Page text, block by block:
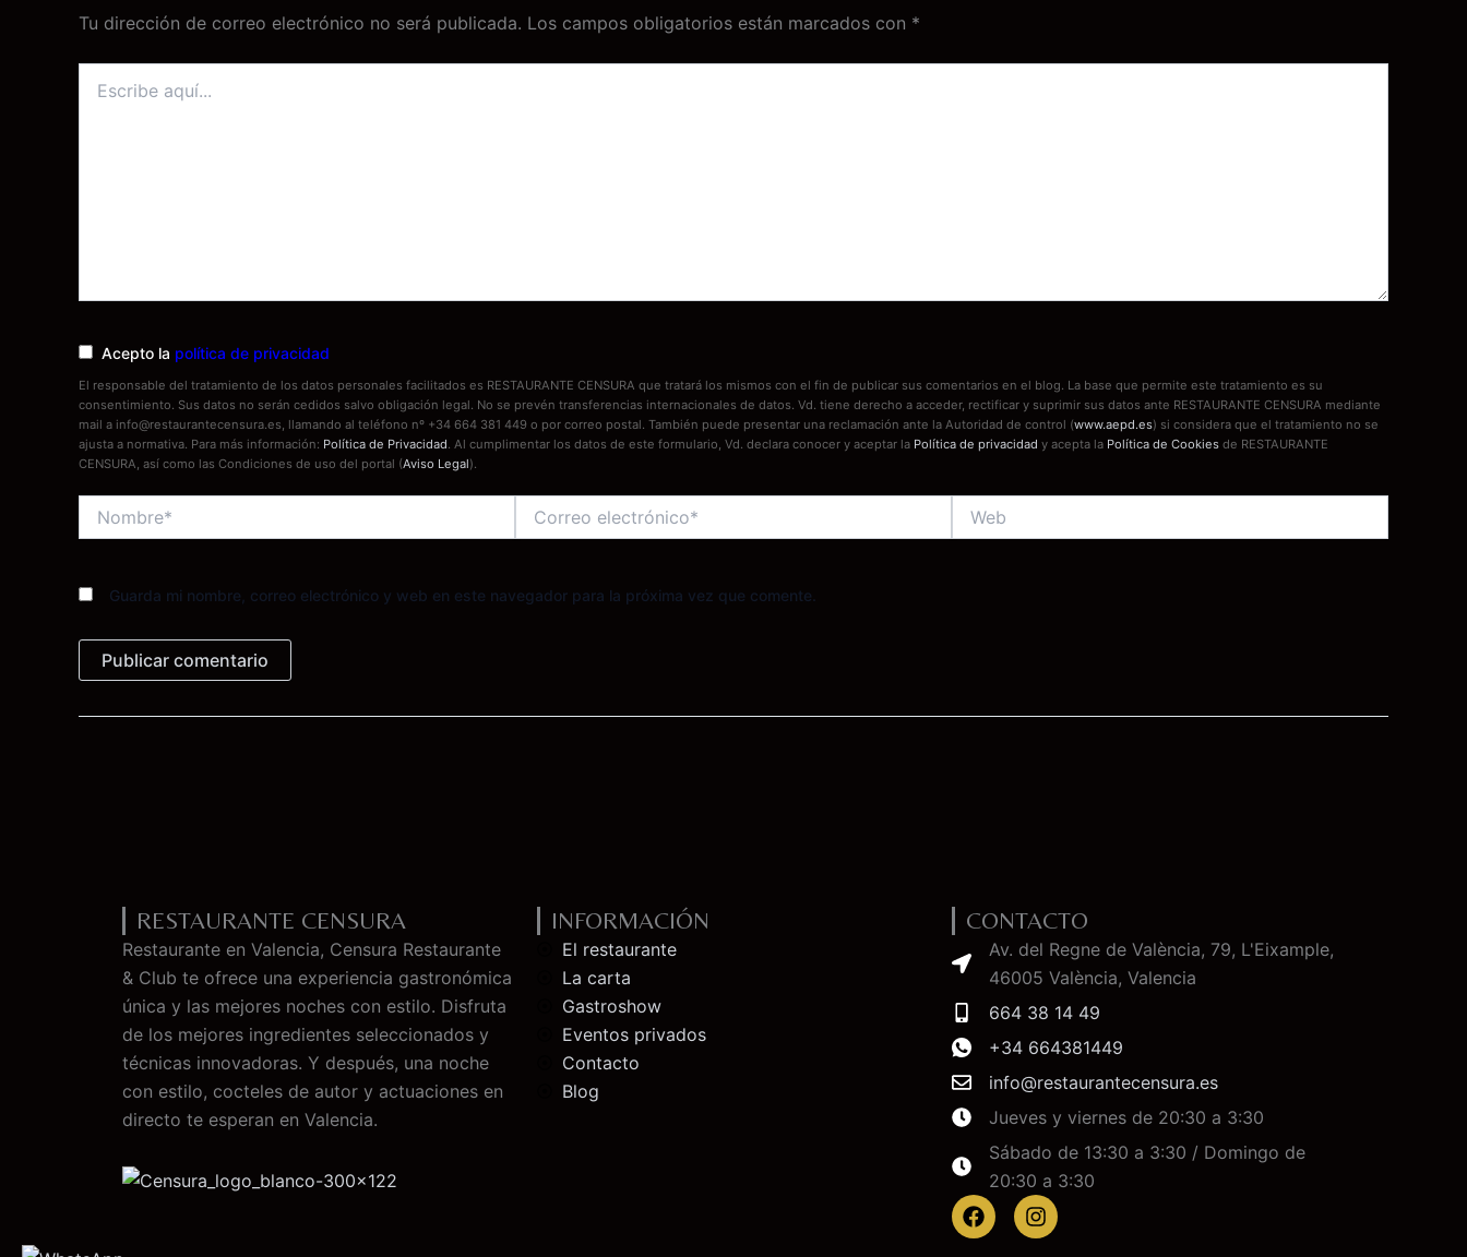
Tu dirección de correo electrónico no será publicada. Los campos obligatorios están marcados con *
aquí...
Acepto la política de privacidad
El responsable del tratamiento de los datos personales facilitados es RESTAURANTE CENSURA que tratará los mismos con el fin de publicar sus comentarios en el blog. La base que permite este tratamiento es su
consentimiento. Sus datos no serán cedidos salvo obligación legal. No se prevén transferencias internacionales de datos. Vd. tiene derecho a acceder, rectificar y suprimir sus datos ante RESTAURANTE CENSURA mediante
mail a info@restaurantecensura.es, llamando al teléfono nº +34 664 381 449 o por correo postal. También puede presentar una reclamación ante la Autoridad de control (www.aepd.es) si considera que el tratamiento no se
ajusta a normativa. Para más información: Política de Privacidad. Al cumplimentar los datos de este formulario, Vd. declara conocer y aceptar la Política de privacidad y acepta la Política de Cookies de RESTAURANTE
CENSURA, así como las Condiciones de uso del portal (Aviso Legal).
electrónico*
Guarda mi nombre, correo electrónico y web en este navegador para la próxima vez que comente.
RESTAURANTE CENSURA
Restaurante en Valencia, Censura Restaurante
& Club te ofrece una experiencia gastronómica
única y las mejores noches con estilo. Disfruta
de los mejores ingredientes seleccionados y
técnicas innovadoras. Y después, una noche
con estilo, cocteles de autor y actuaciones en
directo te esperan en Valencia.
INFORMACIÓN
El restaurante
La carta
Gastroshow
Eventos privados
Contacto
Blog
CONTACTO
Av. del Regne de València, 79, L'Eixample,
46005 València, Valencia
664 38 14 49
+34 664381449
info@restaurantecensura.es
Jueves y viernes de 20:30 a 3:30
Sábado de 13:30 a 3:30 / Domingo de
20:30 a 3:30
F
a
I
n